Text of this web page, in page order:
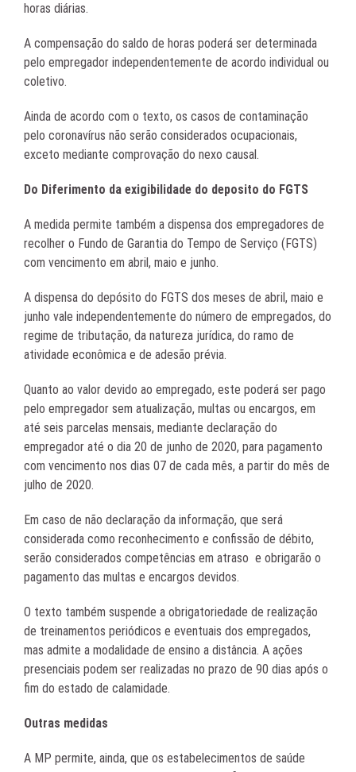
horas diárias.
A compensação do saldo de horas poderá ser determinada
pelo empregador independentemente de acordo individual ou
coletivo.
Ainda de acordo com o texto, os casos de contaminação
pelo coronavírus não serão considerados ocupacionais,
exceto mediante comprovação do nexo causal.
Do Diferimento da exigibilidade do deposito do FGTS
A medida permite também a dispensa dos empregadores de
recolher o Fundo de Garantia do Tempo de Serviço (FGTS)
com vencimento em abril, maio e junho.
A dispensa do depósito do FGTS dos meses de abril, maio e
junho vale independentemente do número de empregados, do
regime de tributação, da natureza jurídica, do ramo de
atividade econômica e de adesão prévia.
Quanto ao valor devido ao empregado, este poderá ser pago
pelo empregador sem atualização, multas ou encargos, em
até seis parcelas mensais, mediante declaração do
empregador até o dia 20 de junho de 2020, para pagamento
com vencimento nos dias 07 de cada mês, a partir do mês de
julho de 2020.
Em caso de não declaração da informação, que será
considerada como reconhecimento e confissão de débito,
serão considerados competências em atraso e obrigarão o
pagamento das multas e encargos devidos.
O texto também suspende a obrigatoriedade de realização
de treinamentos periódicos e eventuais dos empregados,
mas admite a modalidade de ensino a distância. A ações
presenciais podem ser realizadas no prazo de 90 dias após o
fim do estado de calamidade.
Outras medidas
A MP permite, ainda, que os estabelecimentos de saúde